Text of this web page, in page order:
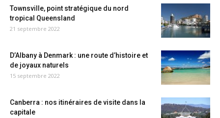
Townsville, point stratégique du nord
tropical Queensland
21 septembre 2022
D’Albany à Denmark : une route d’histoire et
de joyaux naturels
15 septembre 2022
Canberra : nos itinéraires de visite dans la
capitale